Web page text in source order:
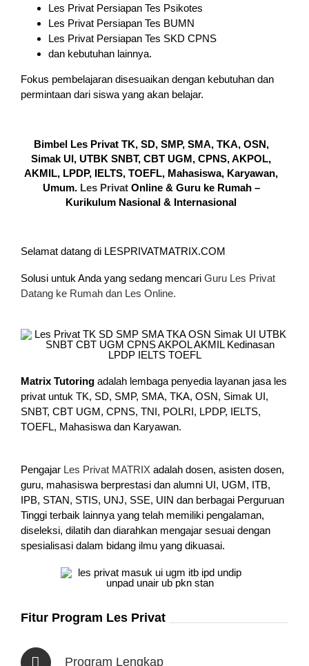
Les Privat Persiapan Tes Psikotes
Les Privat Persiapan Tes BUMN
Les Privat Persiapan Tes SKD CPNS
dan kebutuhan lainnya.
Fokus pembelajaran disesuaikan dengan kebutuhan dan
permintaan dari siswa yang akan belajar.
Bimbel Les Privat TK, SD, SMP, SMA, TKA, OSN,
Simak UI, UTBK SNBT, CBT UGM, CPNS, AKPOL,
AKMIL, LPDP, IELTS, TOEFL, Mahasiswa, Karyawan,
Umum. Les PrivatOnline & Guru ke Rumah –
Kurikulum Nasional & Internasional
Selamat datang di LESPRIVATMATRIX.COM
Solusi untuk Anda yang sedang mencari Guru Les Privat
Datang ke Rumah dan Les Online.
Matrix Tutoring adalah lembaga penyedia layanan jasa les
privat untuk TK, SD, SMP, SMA, TKA, OSN, Simak UI,
SNBT, CBT UGM, CPNS, TNI, POLRI, LPDP, IELTS,
TOEFL, Mahasiswa dan Karyawan.
Pengajar Les Privat MATRIX adalah dosen, asisten dosen,
guru, mahasiswa berprestasi dan alumni UI, UGM, ITB,
IPB, STAN, STIS, UNJ, SSE, UIN dan berbagai Perguruan
Tinggi terbaik lainnya yang telah memiliki pengalaman,
diseleksi, dilatih dan diarahkan mengajar sesuai dengan
spesialisasi dalam bidang ilmu yang dikuasai.
Fitur Program Les Privat
Program Lengkap